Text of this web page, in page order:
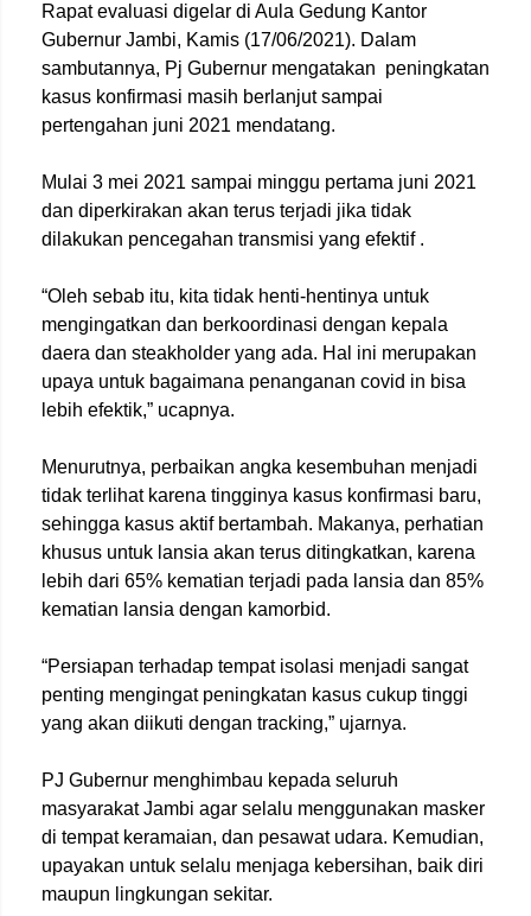
Rapat evaluasi digelar di Aula Gedung Kantor
Gubernur Jambi, Kamis (17/06/2021). Dalam
sambutannya, Pj Gubernur mengatakan peningkatan
kasus konfirmasi masih berlanjut sampai
pertengahan juni 2021 mendatang.
Mulai 3 mei 2021 sampai minggu pertama juni 2021
dan diperkirakan akan terus terjadi jika tidak
dilakukan pencegahan transmisi yang efektif .
“Oleh sebab itu, kita tidak henti-hentinya untuk
mengingatkan dan berkoordinasi dengan kepala
daera dan steakholder yang ada. Hal ini merupakan
upaya untuk bagaimana penanganan covid in bisa
lebih efektik,” ucapnya.
Menurutnya, perbaikan angka kesembuhan menjadi
tidak terlihat karena tingginya kasus konfirmasi baru,
sehingga kasus aktif bertambah. Makanya, perhatian
khusus untuk lansia akan terus ditingkatkan, karena
lebih dari 65% kematian terjadi pada lansia dan 85%
kematian lansia dengan kamorbid.
“Persiapan terhadap tempat isolasi menjadi sangat
penting mengingat peningkatan kasus cukup tinggi
yang akan diikuti dengan tracking,” ujarnya.
PJ Gubernur menghimbau kepada seluruh
masyarakat Jambi agar selalu menggunakan masker
di tempat keramaian, dan pesawat udara. Kemudian,
upayakan untuk selalu menjaga kebersihan, baik diri
maupun lingkungan sekitar.